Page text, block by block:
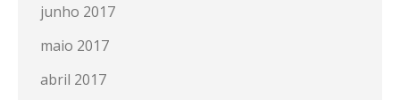
junho 2017
maio 2017
abril 2017